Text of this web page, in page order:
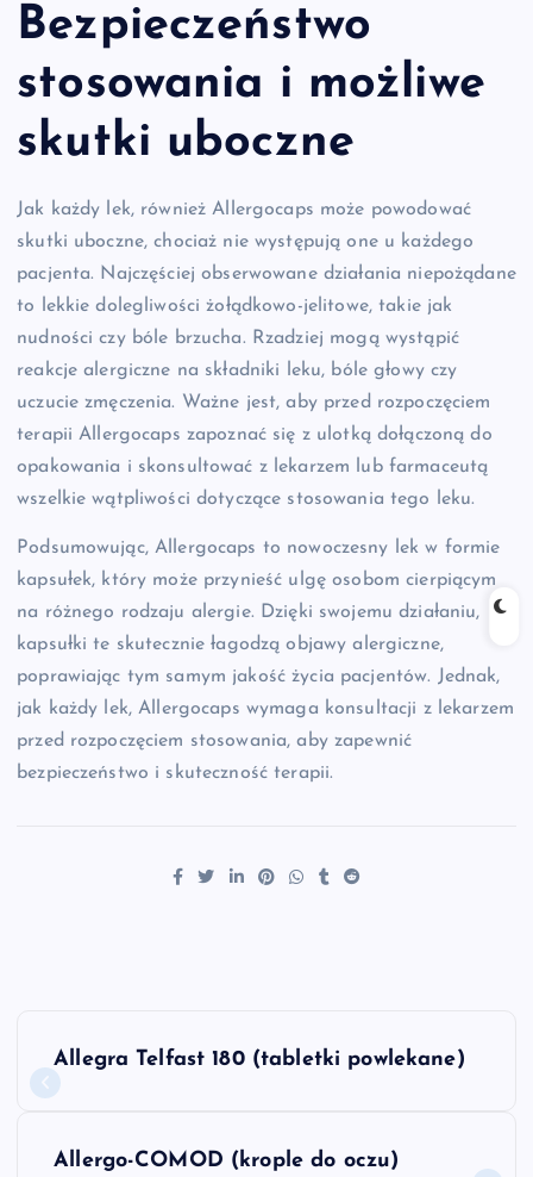
Bezpieczeństwo
stosowania i możliwe
skutki uboczne
Jak każdy lek, również Allergocaps może powodować
skutki uboczne, chociaż nie występują one u każdego
pacjenta. Najczęściej obserwowane działania niepożądane
to lekkie dolegliwości żołądkowo-jelitowe, takie jak
nudności czy bóle brzucha. Rzadziej mogą wystąpić
reakcje alergiczne na składniki leku, bóle głowy czy
uczucie zmęczenia. Ważne jest, aby przed rozpoczęciem
terapii Allergocaps zapoznać się z ulotką dołączoną do
opakowania i skonsultować z lekarzem lub farmaceutą
wszelkie wątpliwości dotyczące stosowania tego leku.
Podsumowując, Allergocaps to nowoczesny lek w formie
kapsułek, który może przynieść ulgę osobom cierpiącym
na różnego rodzaju alergie. Dzięki swojemu działaniu,
kapsułki te skutecznie łagodzą objawy alergiczne,
poprawiając tym samym jakość życia pacjentów. Jednak,
jak każdy lek, Allergocaps wymaga konsultacji z lekarzem
przed rozpoczęciem stosowania, aby zapewnić
bezpieczeństwo i skuteczność terapii.
a
Allegra Telfast 180 (tabletki powlekane)
Allergo-COMOD (krople do oczu)